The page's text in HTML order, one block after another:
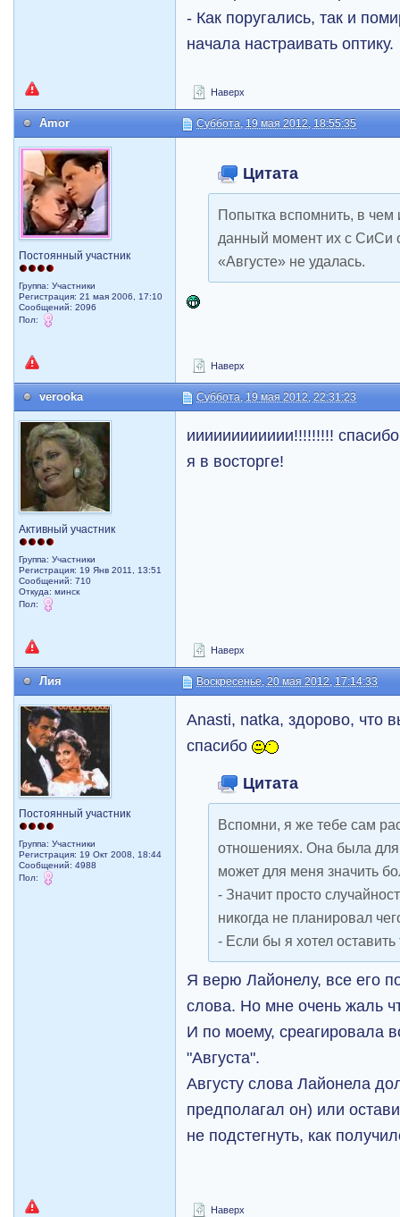
- Как поругались, так и
начала настраивать оптику.
Наверх
Amor Суббота, 19 мая 2012, 18:55:35
Постоянный участник
Группа: Участники
Регистрация: 21 мая 2006, 17:10
Сообщений: 2096
Пол:
Цитата
Попытка вспомнить, в
данный момент их с СиСи
«Августе» не удалась.
Наверх
verooka Суббота, 19 мая 2012, 22:31:23
Активный участник
Группа: Участники
Регистрация: 19 Янв 2011, 13:51
Сообщений: 710
Откуда: минск
Пол:
ииииииииииии!!!!!!!!!
я в восторге!
Наверх
Лия Воскресенье, 20 мая 2012, 17:14:33
Постоянный участник
Группа: Участники
Регистрация: 19 Окт 2008, 18:44
Сообщений: 4988
Пол:
Anasti, natka, здорово, что
спасибо
Цитата
Вспомни, я же тебе сам
отношениях. Она была
может для меня значить
- Значит просто
никогда не планировал
- Если бы я хотел
Я верю Лайонелу, все его
слова. Но мне очень жаль
И по моему, среагировала
"Августа".
Августу слова Лайонела
предполагал он) или
не подстегнуть, как
Наверх